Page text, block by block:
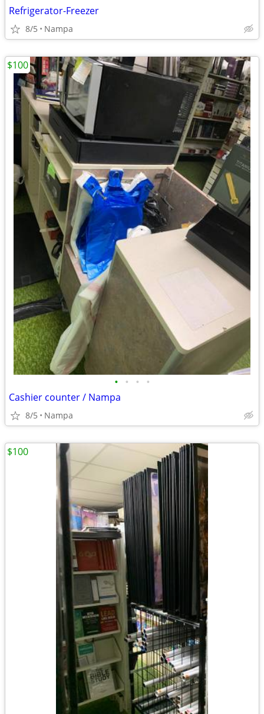
Refrigerator-Freezer
8/5 Nampa
• • • •
Cashier counter / Nampa
8/5 Nampa
$100
$100